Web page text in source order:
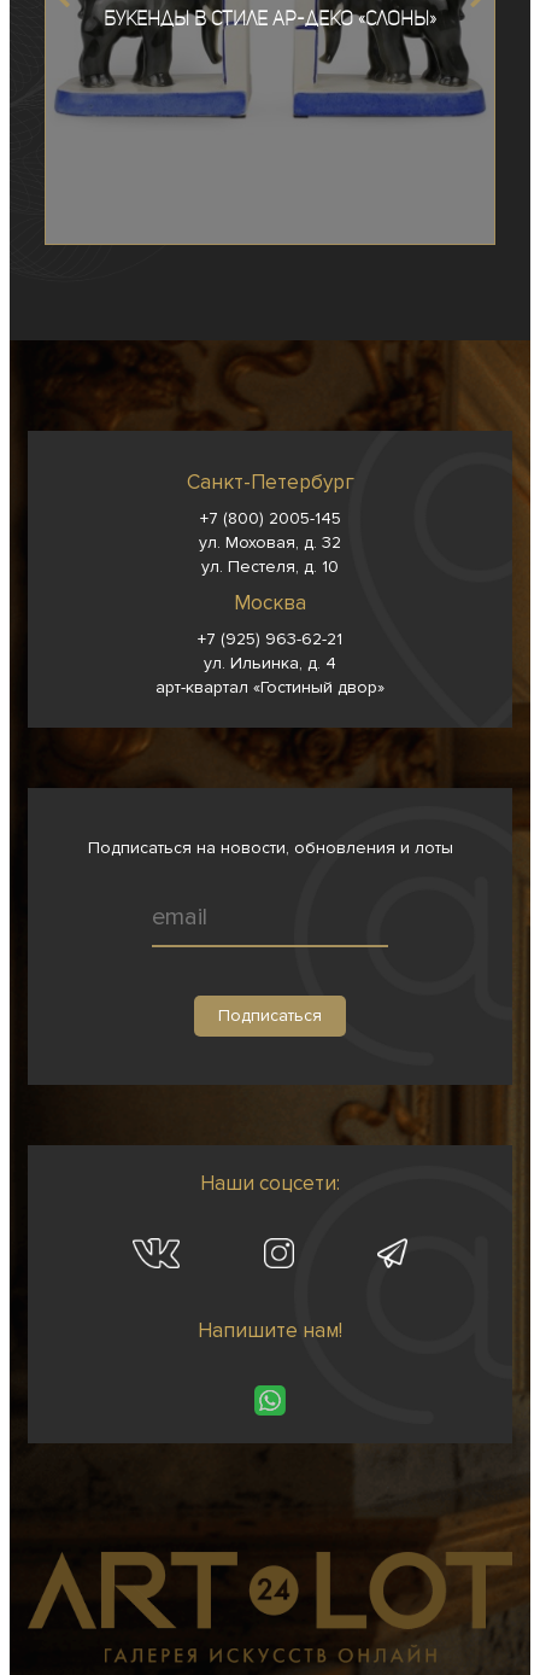
Букенды в стиле ар-деко «Слоны»
Санкт-Петербург
+7 (800) 2005-145
ул. Моховая, д. 32
ул. Пестеля, д. 10
Москва
+7 (925) 963-62-21
ул. Ильинка, д. 4
арт-квартал «Гостиный двор»
Подписаться на новости, обновления и лоты
Наши соцсети:
Напишите нам!